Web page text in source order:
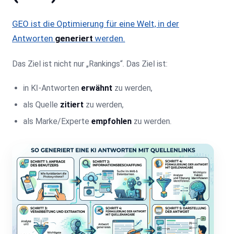
GEO ist die Optimierung für eine Welt, in der
Antworten generiert werden.
Das Ziel ist nicht nur „Rankings“. Das Ziel ist:
in KI-Antwortenerwähnt zu werden,
als Quelle zitiert zu werden,
als Marke/Experteempfohlen zu werden.